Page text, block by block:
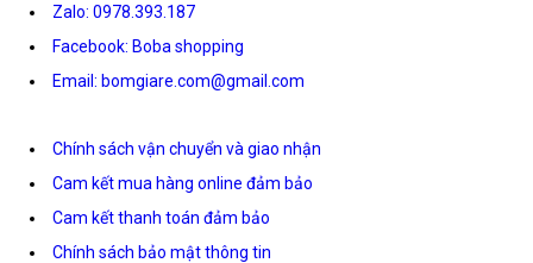
Zalo: 0978.393.187
Facebook: Boba shopping
Email: bomgiare.com@gmail.com
Chính sách vận chuyển và giao nhận
Cam kết mua hàng online đảm bảo
Cam kết thanh toán đảm bảo
Chính sách bảo mật thông tin